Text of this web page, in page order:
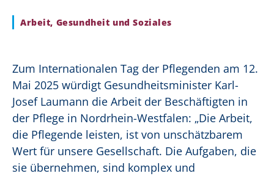
Arbeit, Gesundheit und Soziales
Zum Internationalen Tag der Pflegenden am 12.
Mai 2025 würdigt Gesundheitsminister Karl-
Josef Laumann die Arbeit der Beschäftigten in
der Pflege in Nordrhein-Westfalen: „Die Arbeit,
die Pflegende leisten, ist von unschätzbarem
Wert für unsere Gesellschaft. Die Aufgaben, die
sie übernehmen, sind komplex und